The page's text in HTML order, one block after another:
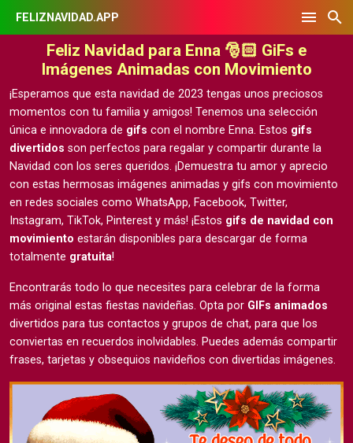
FELIZNAVIDAD.APP
Feliz Navidad para Enna 🎅🏻 GiFs e
Imágenes Animadas con Movimiento
¡Esperamos que esta navidad de 2023 tengas unos preciosos
momentos con tu familia y amigos! Tenemos una selección
única e innovadora de gifs con el nombre Enna. Estos gifs
divertidos son perfectos para regalar y compartir durante la
Navidad con los seres queridos. ¡Demuestra tu amor y aprecio
con estas hermosas imágenes animadas y gifs con movimiento
en redes sociales como WhatsApp, Facebook, Twitter,
Instagram, TikTok, Pinterest y más! ¡Estos gifs de navidad con
movimiento estarán disponibles para descargar de forma
totalmente gratuita!
Encontrarás todo lo que necesites para celebrar de la forma
más original estas fiestas navideñas. Opta por GIFs animados
divertidos para tus contactos y grupos de chat, para que los
conviertas en recuerdos inolvidables. Puedes además compartir
frases, tarjetas y obsequios navideños con divertidas imágenes.